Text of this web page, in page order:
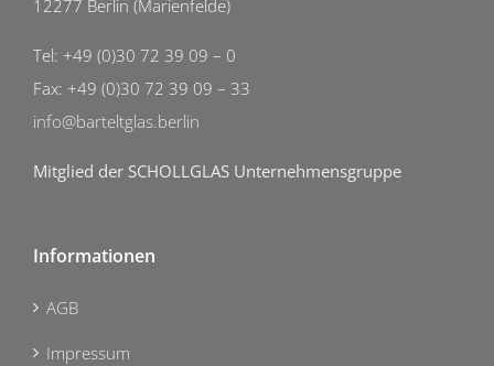
12277 Berlin (Marienfelde)
Tel: +49 (0)30 72 39 09 – 0
Fax: +49 (0)30 72 39 09 – 33
info@barteltglas.berlin
Mitglied der SCHOLLGLAS Unternehmensgruppe
Informationen
AGB
Impressum